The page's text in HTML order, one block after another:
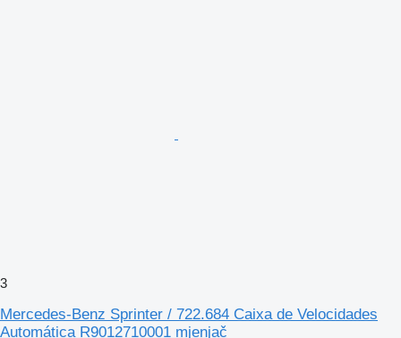
3
Mercedes-Benz Sprinter / 722.684 Caixa de Velocidades
Automática R9012710001 mjenjač